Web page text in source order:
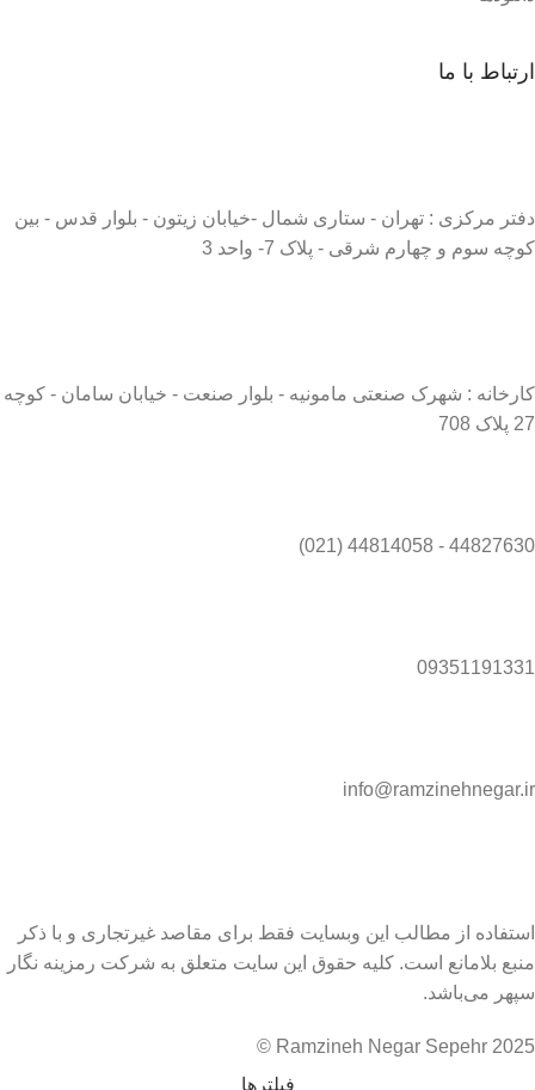
ارتباط با ما
دفتر مرکزی : تهران - ستاری شمال -خیابان زیتون - بلوار قدس - بین
کوچه سوم و چهارم شرقی - پلاک 7- واحد 3
کارخانه : شهرک صنعتی مامونیه - بلوار صنعت - خیابان سامان - کوچه
27 پلاک 708
44827630 - 44814058 (021)
09351191331
info@ramzinehnegar.ir
استفاده از مطالب این وبسایت فقط برای مقاصد غیرتجاری و با ذکر
منبع بلامانع است. کلیه حقوق این سایت متعلق به شرکت رمزینه نگار
سپهر می‌باشد.
Ramzineh Negar Sepehr 2025 ©
فیلترها